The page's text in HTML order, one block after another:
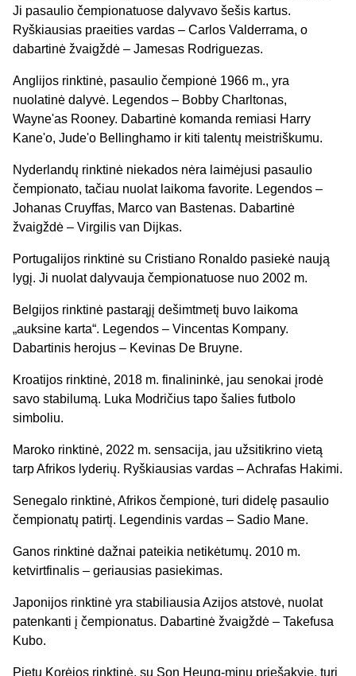
Ji pasaulio čempionatuose dalyvavo šešis kartus.
Ryškiausias praeities vardas – Carlos Valderrama, o
dabartinė žvaigždė – Jamesas Rodriguezas.
Anglijos rinktinė, pasaulio čempionė 1966 m., yra
nuolatinė dalyvė. Legendos – Bobby Charltonas,
Wayne'as Rooney. Dabartinė komanda remiasi Harry
Kane'o, Jude'o Bellinghamo ir kiti talentų meistriškumu.
Nyderlandų rinktinė niekados nėra laimėjusi pasaulio
čempionato, tačiau nuolat laikoma favorite. Legendos –
Johanas Cruyffas, Marco van Bastenas. Dabartinė
žvaigždė – Virgilis van Dijkas.
Portugalijos rinktinė su Cristiano Ronaldo pasiekė naują
lygį. Ji nuolat dalyvauja čempionatuose nuo 2002 m.
Belgijos rinktinė pastarąjį dešimtmetį buvo laikoma
„auksine karta“. Legendos – Vincentas Kompany.
Dabartinis herojus – Kevinas De Bruyne.
Kroatijos rinktinė, 2018 m. finalininkė, jau senokai įrodė
savo stabilumą. Luka Modričius tapo šalies futbolo
simboliu.
Maroko rinktinė, 2022 m. sensacija, jau užsitikrino vietą
tarp Afrikos lyderių. Ryškiausias vardas – Achrafas Hakimi.
Senegalo rinktinė, Afrikos čempionė, turi didelę pasaulio
čempionatų patirtį. Legendinis vardas – Sadio Mane.
Ganos rinktinė dažnai pateikia netikėtumų. 2010 m.
ketvirtfinalis – geriausias pasiekimas.
Japonijos rinktinė yra stabiliausia Azijos atstovė, nuolat
patenkanti į čempionatus. Dabartinė žvaigždė – Takefusa
Kubo.
Pietų Korėjos rinktinė, su Son Heung-minu priešakyje, turi